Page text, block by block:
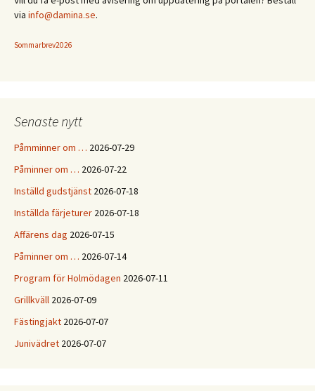
via info@damina.se.
Sommarbrev2026
Senaste nytt
Påmminner om … 2026-07-29
Påminner om … 2026-07-22
Inställd gudstjänst 2026-07-18
Inställda färjeturer 2026-07-18
Affärens dag 2026-07-15
Påminner om … 2026-07-14
Program för Holmödagen 2026-07-11
Grillkväll 2026-07-09
Fästingjakt 2026-07-07
Junivädret 2026-07-07